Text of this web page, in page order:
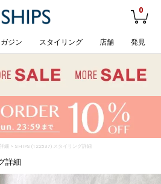
0
ジン スタイリング 店舗 発見
細 > SHIPS (122537) スタイリング詳細
詳細